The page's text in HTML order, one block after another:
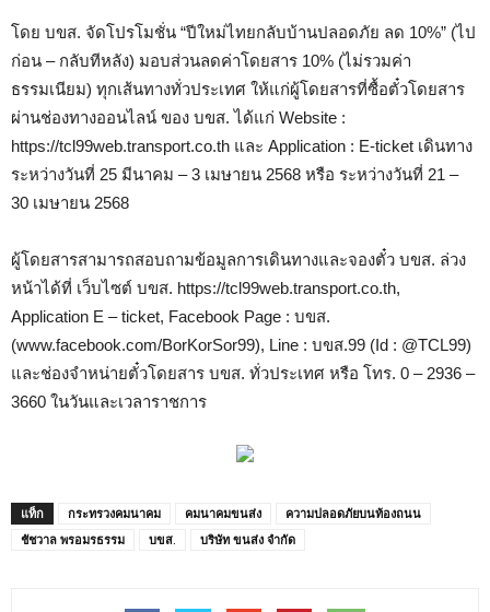
โดย บขส. จัดโปรโมชั่น “ปีใหม่ไทยกลับบ้านปลอดภัย ลด 10%” (ไป
ก่อน – กลับทีหลัง) มอบส่วนลดค่าโดยสาร 10% (ไม่รวมค่า
ธรรมเนียม) ทุกเส้นทางทั่วประเทศ ให้แก่ผู้โดยสารที่ซื้อตั๋วโดยสาร
ผ่านช่องทางออนไลน์ ของ บขส. ได้แก่ Website :
https://tcl99web.transport.co.th และ Application : E-ticket เดินทาง
ระหว่างวันที่ 25 มีนาคม – 3 เมษายน 2568 หรือ ระหว่างวันที่ 21 –
30 เมษายน 2568
ผู้โดยสารสามารถสอบถามข้อมูลการเดินทางและจองตั๋ว บขส. ล่วง
หน้าได้ที่ เว็บไซต์ บขส. https://tcl99web.transport.co.th,
Application E – ticket, Facebook Page : บขส.
(www.facebook.com/BorKorSor99), Line : บขส.99 (Id : @TCL99)
และช่องจำหน่ายตั๋วโดยสาร บขส. ทั่วประเทศ หรือ โทร. 0 – 2936 –
3660 ในวันและเวลาราชการ
แท็ก กระทรวงคมนาคม คมนาคมขนส่ง
ความปลอดภัยบนท้องถนน
ชัชวาล พรอมรธรรม
บขส. บริษัท ขนส่ง จำกัด